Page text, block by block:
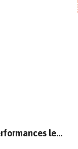
Sonic Live Gallery - Après midi performances le 23 septembre